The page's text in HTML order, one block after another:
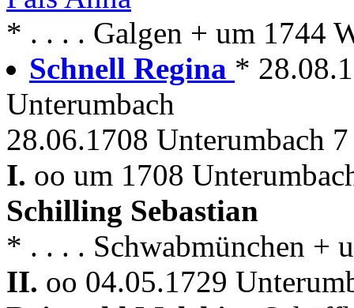
* . . . . Galgen + um 1744
Schnell Regina *
Unterumbach
28.06.1708 Unterumbach
I. oo um 1708
Schilling Sebastian
* . . . . Schwabmünchen +
II. oo 04.05.1729